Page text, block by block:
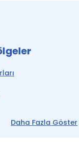
Daha Fazla Göster